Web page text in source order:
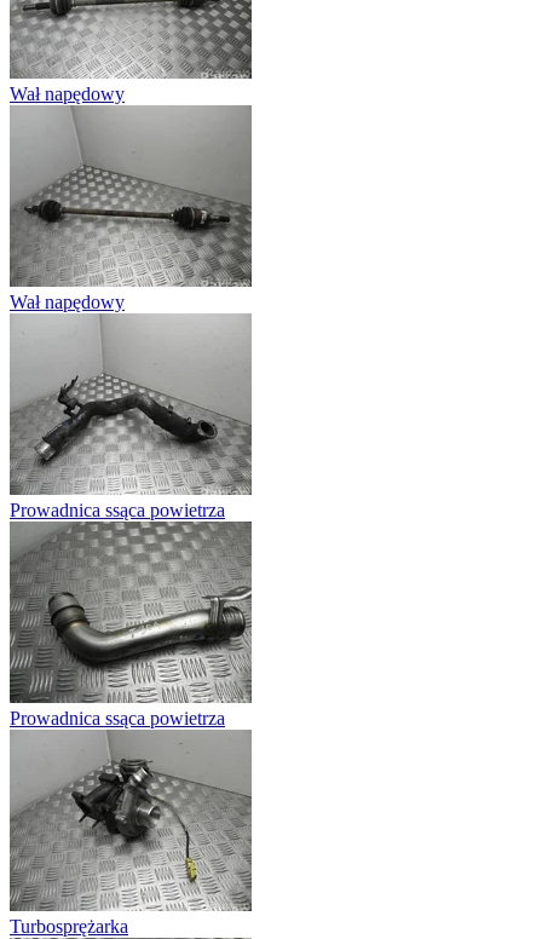
Wał napędowy
Wał napędowy
Prowadnica ssąca powietrza
Prowadnica ssąca powietrza
Turbosprężarka